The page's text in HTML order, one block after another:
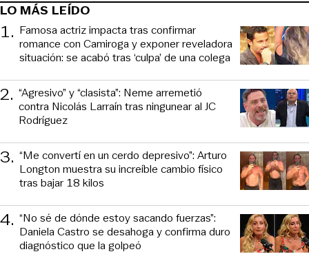
LO MÁS LEÍDO
1. Famosa actriz impacta tras confirmar
romance con Camiroga y exponer reveladora
situación: se acabó tras ‘culpa’ de una colega
2. “Agresivo” y “clasista”: Neme arremetió
contra Nicolás Larraín tras ningunear al JC
Rodríguez
3. “Me convertí en un cerdo depresivo”: Arturo
Longton muestra su increíble cambio físico
tras bajar 18 kilos
4. “No sé de dónde estoy sacando fuerzas”:
Daniela Castro se desahoga y confirma duro
diagnóstico que la golpeó